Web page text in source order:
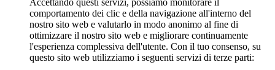
comportamento dei clic e della navigazione all'interno del
nostro sito web e valutarlo in modo anonimo al fine di
ottimizzare il nostro sito web e migliorare continuamente
l'esperienza complessiva dell'utente. Con il tuo consenso, su
questo sito web utilizziamo i seguenti servizi di terze parti: